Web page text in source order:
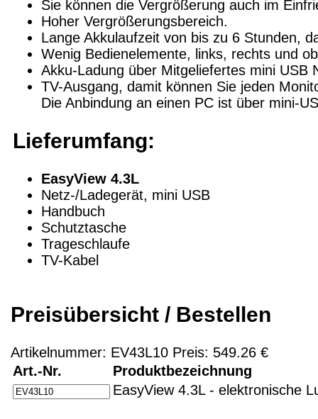
Sie können die Vergrößerung auch im
Hoher Vergrößerungsbereich.
Lange Akkulaufzeit von bis zu 6 Stunden,
Wenig Bedienelemente, links, rechts und
Akku-Ladung über Mitgeliefertes mini USB
TV-Ausgang, damit können Sie jeden
Die Anbindung an einen PC ist über mini-
Lieferumfang:
EasyView 4.3L
Netz-/Ladegerät, mini USB
Handbuch
Schutztasche
Trageschlaufe
TV-Kabel
Preisübersicht / Bestellen
Artikelnummer: EV43L10 Preis: 549.26 €
Art.-Nr.
Produktbezeichnung
EasyView 4.3L - elektronische